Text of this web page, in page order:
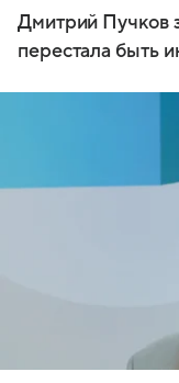
Дмитрий Пучков
перестала быть